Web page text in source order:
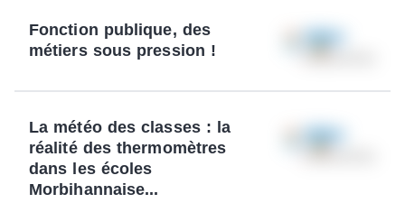
Fonction publique, des
métiers sous pression !
La météo des classes : la
réalité des thermomètres
dans les écoles
Morbihannaise...